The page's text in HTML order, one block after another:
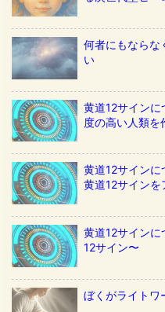
何者にもなら
い
黄道12サイン
度の高い人類を
黄道12サイン
黄道12サインを
黄道12サイン
12サイン〜
ぼくがライト